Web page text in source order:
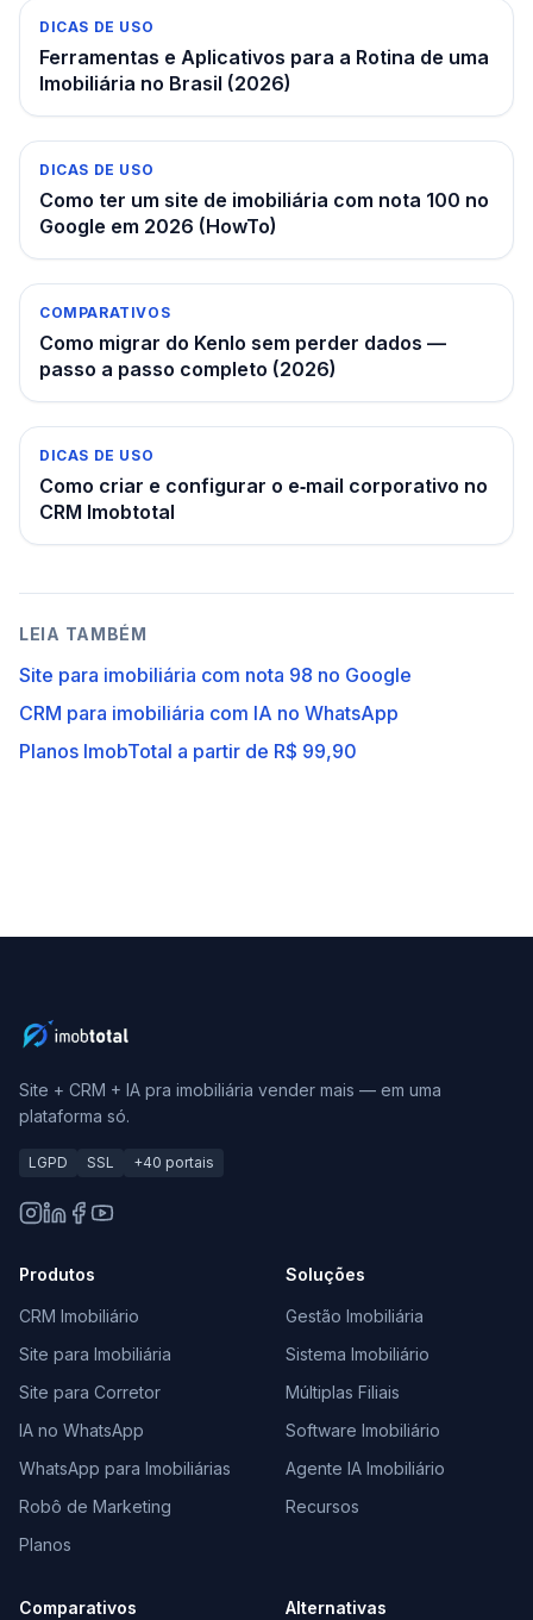
DICAS DE USO
Ferramentas e Aplicativos para a Rotina de uma
Imobiliária no Brasil (2026)
DICAS DE USO
Como ter um site de imobiliária com nota 100 no
Google em 2026 (HowTo)
COMPARATIVOS
Como migrar do Kenlo sem perder dados —
passo a passo completo (2026)
DICAS DE USO
Como criar e configurar o e‑mail corporativo no
CRM Imobtotal
LEIA TAMBÉM
Site para imobiliária com nota 98 no Google
CRM para imobiliária com IA no WhatsApp
Planos ImobTotal a partir de R$ 99,90
Site + CRM + IA pra imobiliária vender mais — em uma
plataforma só.
LGPD SSL +40 portais
Produtos
CRM Imobiliário
Site para Imobiliária
Site para Corretor
IA no WhatsApp
WhatsApp para Imobiliárias
Robô de Marketing
Planos
Soluções
Gestão Imobiliária
Sistema Imobiliário
Múltiplas Filiais
Software Imobiliário
Agente IA Imobiliário
Recursos
Comparativos Alternativas